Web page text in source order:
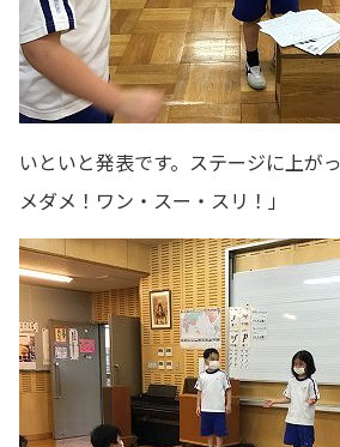
いといと発表です。ステージに上が
メダメ！ワン・スー・スリ！」